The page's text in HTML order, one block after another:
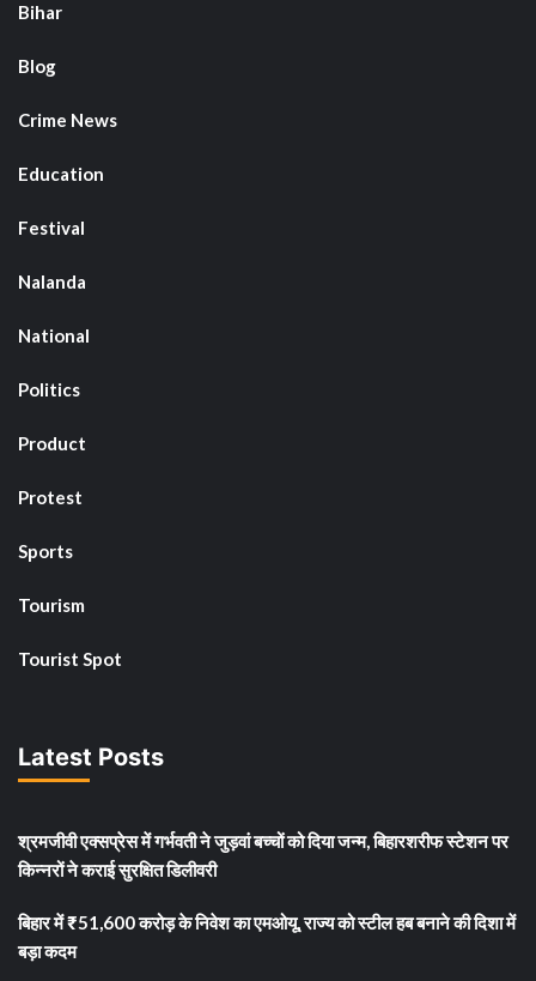
Bihar
Blog
Crime News
Education
Festival
Nalanda
National
Politics
Product
Protest
Sports
Tourism
Tourist Spot
Latest Posts
श्रमजीवी एक्सप्रेस में गर्भवती ने जुड़वां बच्चों को दिया जन्म, बिहारशरीफ स्टेशन पर
किन्नरों ने कराई सुरक्षित डिलीवरी
बिहार में ₹51,600 करोड़ के निवेश का एमओयू, राज्य को स्टील हब बनाने की दिशा में
बड़ा कदम